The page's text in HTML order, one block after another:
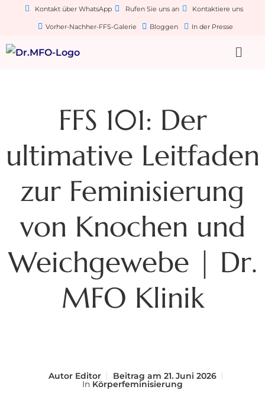
Kontakt über WhatsApp Rufen Sie uns an Kontaktiere uns
Vorher-Nachher-FFS-Galerie Bloggen In der Presse
FFS 101: Der
ultimative Leitfaden
zur Feminisierung
von Knochen und
Weichgewebe | Dr.
MFO Klinik
Autor Editor Beitrag am 21. Juni 2026
In Körperfeminisierung